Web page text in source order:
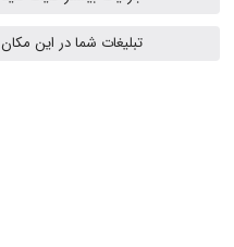
تبلیغات شما در این مکان